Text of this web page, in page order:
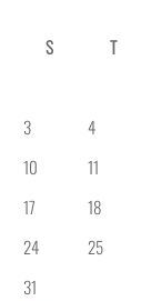
S
T
3
4
10
11
17
18
24
25
31